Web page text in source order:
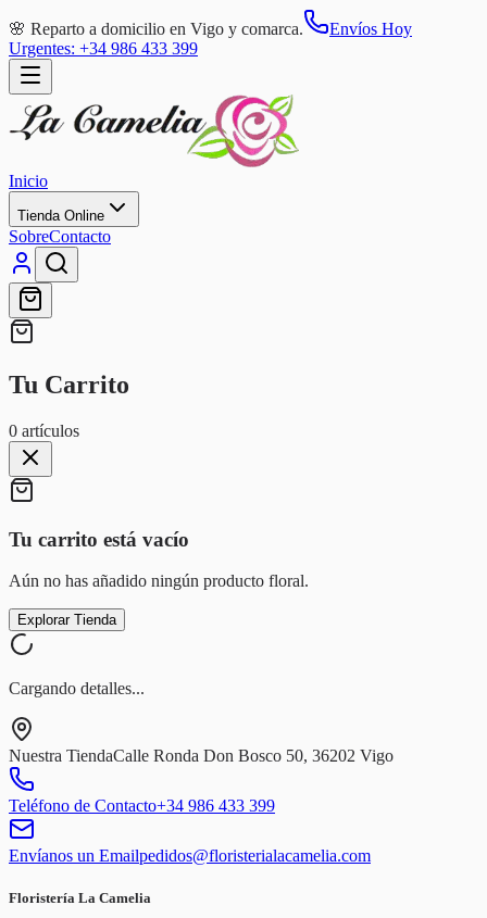
🌸 Reparto a domicilio en Vigo y comarca.
Envíos Hoy
Urgentes: +34 986 433 399
Inicio
Tienda Online
SobreContacto
Tu Carrito
0 artículos
Tu carrito está vacío
Aún no has añadido ningún producto floral.
Explorar Tienda
Cargando detalles...
Nuestra TiendaCalle Ronda Don Bosco 50, 36202 Vigo
Teléfono de Contacto+34 986 433 399
Envíanos un Emailpedidos@floristerialacamelia.com
Floristería La Camelia